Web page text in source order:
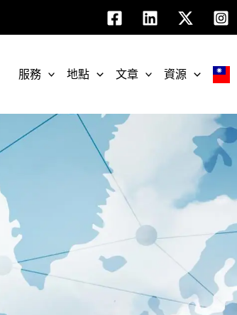
服務 地點 文章 資源